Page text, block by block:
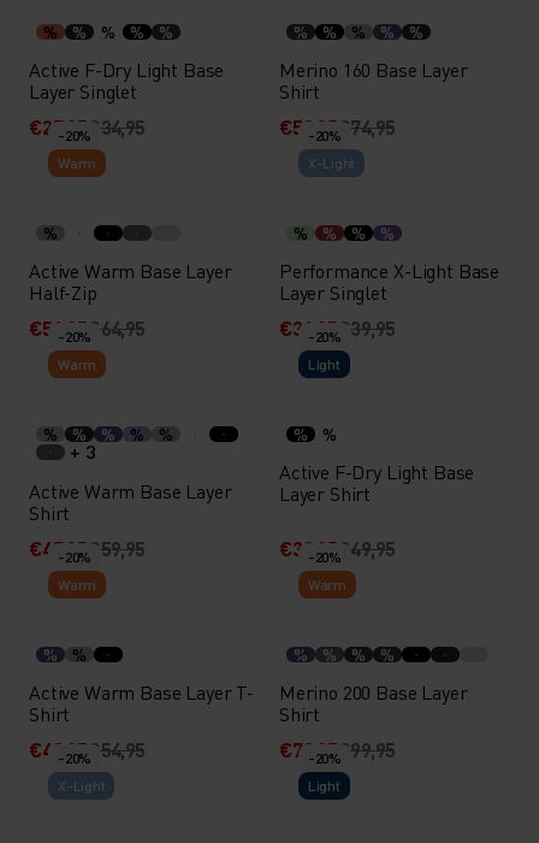
% % % % %
Active F-Dry Light Base
Layer Singlet
€27,95€34,95
% % % % %
Merino 160 Base Layer
Shirt
€59,95€74,95
-20%
Warm
%
Active Warm Base Layer
Half-Zip
€51,95€64,95
-20%
X-Light
% % % %
Performance X-Light Base
Layer Singlet
€31,95€39,95
-20%
Warm
% % % % %
+ 3
Active Warm Base Layer
Shirt
€47,95€59,95
-20%
Light
% %
Active F-Dry Light Base
Layer Shirt
€39,95€49,95
-20%
Warm
% %
Active Warm Base Layer T-
Shirt
€43,95€54,95
-20%
Warm
% % % %
Merino 200 Base Layer
Shirt
€79,95€99,95
-20%
X-Light
-20%
Light